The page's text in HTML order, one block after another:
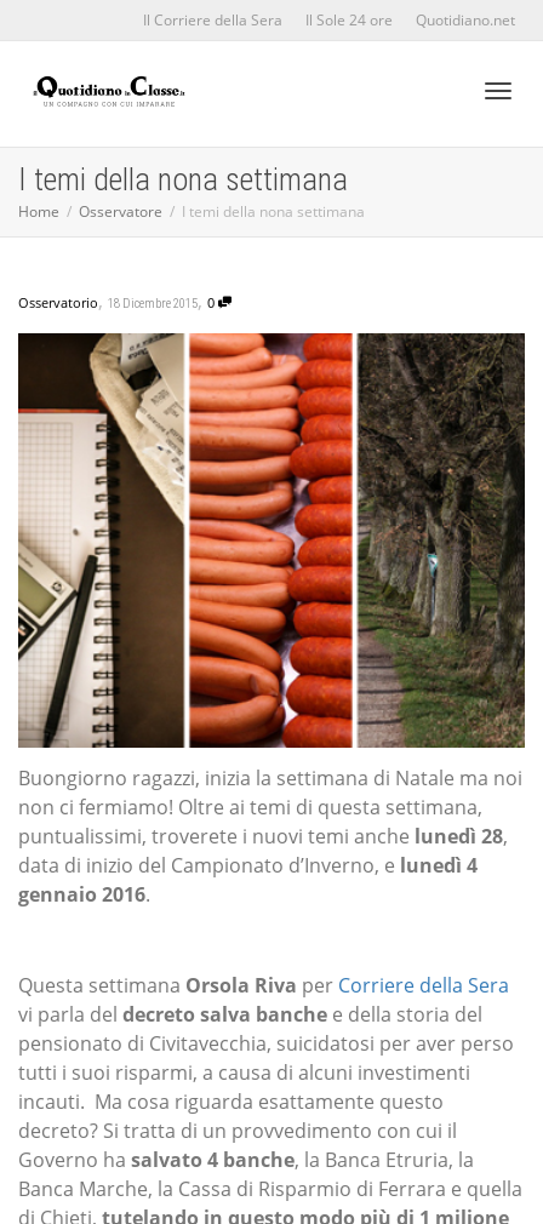
Il Corriere della Sera Il Sole 24 ore Quotidiano.net
I temi della nona settimana
Home Osservatore I temi della nona settimana
Osservatorio, 18 Dicembre 2015, 0
Buongiorno ragazzi, inizia la settimana di Natale ma noi
non ci fermiamo! Oltre ai temi di questa settimana,
puntualissimi, troverete i nuovi temi anche lunedì 28,
data di inizio del Campionato d’Inverno, e lunedì 4
gennaio 2016.
Questa settimana Orsola Riva per Corriere della Sera
vi parla del decreto salva banche e della storia del
pensionato di Civitavecchia, suicidatosi per aver perso
tutti i suoi risparmi, a causa di alcuni investimenti
incauti. Ma cosa riguarda esattamente questo
decreto? Si tratta di un provvedimento con cui il
Governo ha salvato 4 banche, la Banca Etruria, la
Banca Marche, la Cassa di Risparmio di Ferrara e quella
di Chieti, tutelando in questo modo più di 1 milione